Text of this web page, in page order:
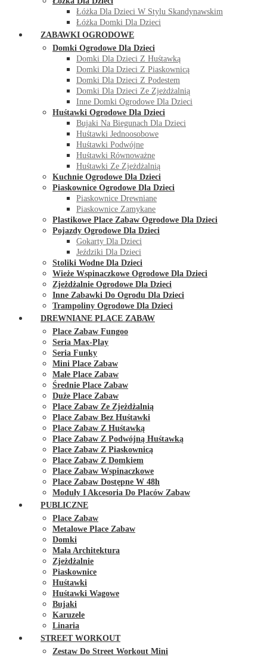
Łóżka Dla Dzieci W Stylu Skandynawskim
Łóżka Domki Dla Dzieci
ZABAWKI OGRODOWE
Domki Ogrodowe Dla Dzieci
Domki Dla Dzieci Z Huśtawką
Domki Dla Dzieci Z Piaskownicą
Domki Dla Dzieci Z Podestem
Domki Dla Dzieci Ze Zjeżdżalnią
Inne Domki Ogrodowe Dla Dzieci
Huśtawki Ogrodowe Dla Dzieci
Bujaki Na Biegunach Dla Dzieci
Huśtawki Jednoosobowe
Huśtawki Podwójne
Huśtawki Równoważne
Huśtawki Ze Zjeżdżalnią
Kuchnie Ogrodowe Dla Dzieci
Piaskownice Ogrodowe Dla Dzieci
Piaskownice Drewniane
Piaskownice Zamykane
Plastikowe Place Zabaw Ogrodowe Dla Dzieci
Pojazdy Ogrodowe Dla Dzieci
Gokarty Dla Dzieci
Jeździki Dla Dzieci
Stoliki Wodne Dla Dzieci
Wieże Wspinaczkowe Ogrodowe Dla Dzieci
Zjeżdżalnie Ogrodowe Dla Dzieci
Inne Zabawki Do Ogrodu Dla Dzieci
Trampoliny Ogrodowe Dla Dzieci
DREWNIANE PLACE ZABAW
Place Zabaw Fungoo
Seria Max-Play
Seria Funky
Mini Place Zabaw
Małe Place Zabaw
Średnie Place Zabaw
Duże Place Zabaw
Place Zabaw Ze Zjeżdżalnią
Place Zabaw Bez Huśtawki
Place Zabaw Z Huśtawką
Place Zabaw Z Podwójną Huśtawką
Place Zabaw Z Piaskownicą
Place Zabaw Z Domkiem
Place Zabaw Wspinaczkowe
Place Zabaw Dostępne W 48h
Moduły I Akcesoria Do Placów Zabaw
PUBLICZNE
Place Zabaw
Metalowe Place Zabaw
Domki
Mała Architektura
Zjeżdżalnie
Piaskownice
Huśtawki
Huśtawki Wagowe
Bujaki
Karuzele
Linaria
STREET WORKOUT
Zestaw Do Street Workout Mini